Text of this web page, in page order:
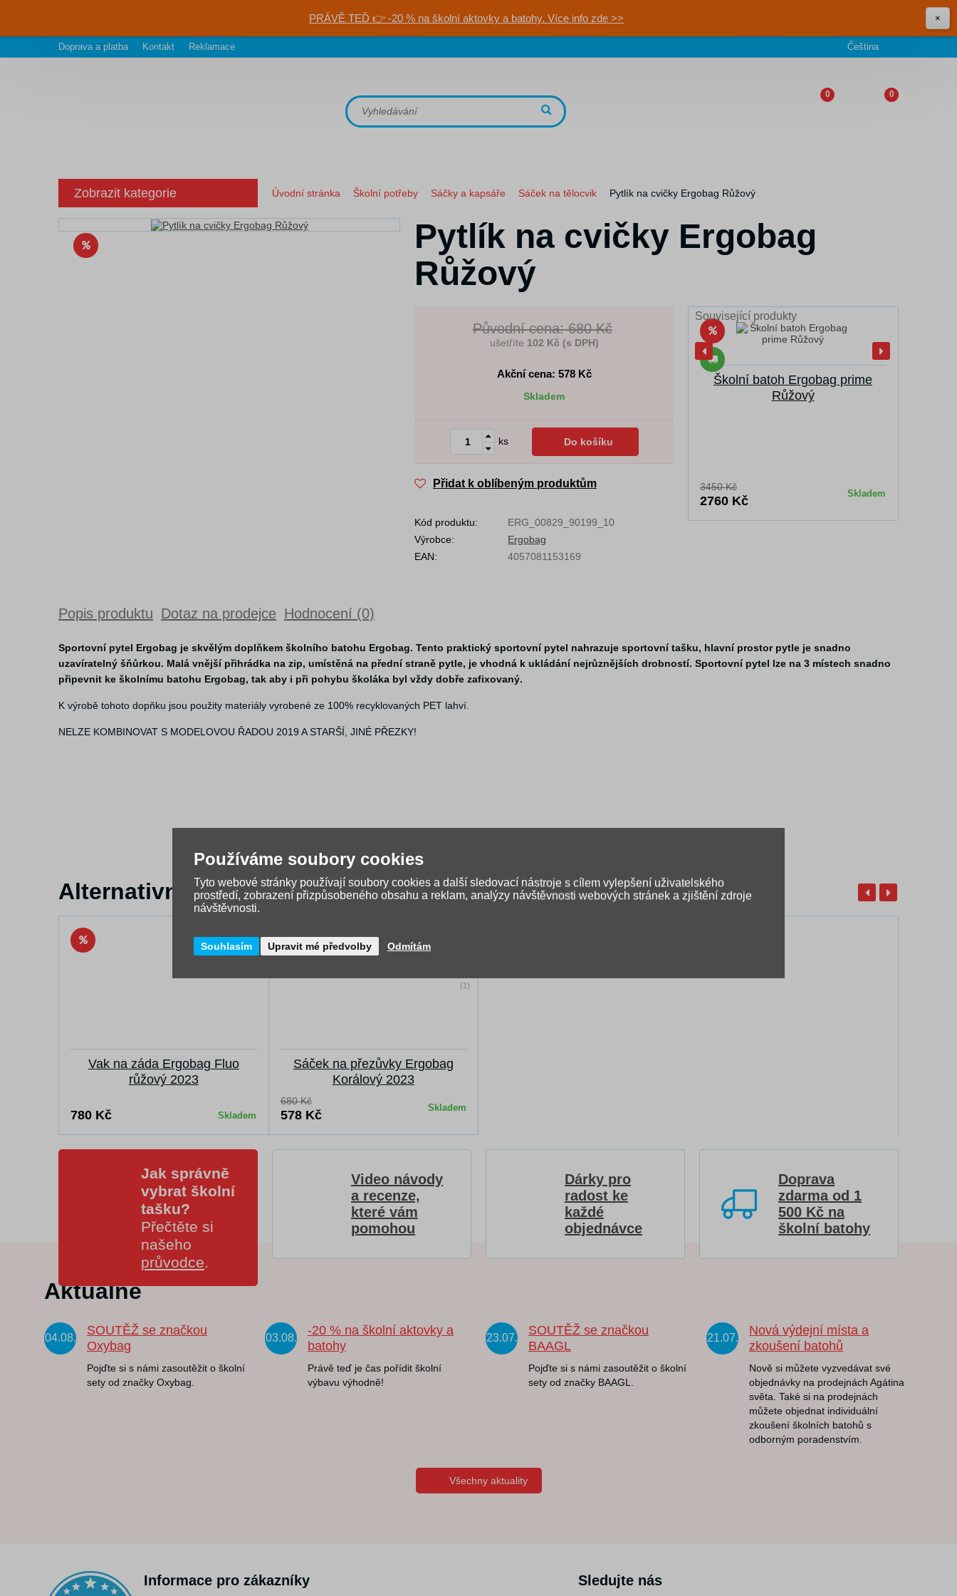
PRÁVĚ TEĎ 👉 -20 % na školní aktovky a batohy. Více info zde >> ×
Doprava a platba Kontakt Reklamace Čeština
0 0
Zobrazit kategorie Úvodní stránka Školní potřeby Sáčky a kapsáře Sáček na tělocvik Pytlík na cvičky Ergobag Růžový
Pytlík na cvičky Ergobag
Růžový
Původní cena: 680 Kč
ušetříte 102 Kč (s DPH)
Akční cena: 578Kč
Skladem
ks Do košíku
Přidat k oblíbeným produktům
Kód produktu:
ERG_00829_90199_10
Výrobce:
Ergobag
EAN:
4057081153169
Související produkty
Školní batoh Ergobag prime
Růžový
3450 Kč
2760 Kč
Skladem
Popis produktu Dotaz na prodejce Hodnocení (0)
Sportovní pytel Ergobag je skvělým doplňkem školního batohu Ergobag. Tento praktický sportovní pytel nahrazuje sportovní tašku, hlavní prostor pytle je snadno
uzavíratelný šňůrkou. Malá vnější přihrádka na zip, umístěná na přední straně pytle, je vhodná k ukládání nejrůznějších drobností. Sportovní pytel lze na 3 místech snadno
připevnit ke školnímu batohu Ergobag, tak aby i při pohybu školáka byl vždy dobře zafixovaný.
K výrobě tohoto dopňku jsou použity materiály vyrobené ze 100% recyklovaných PET lahví.
NELZE KOMBINOVAT S MODELOVOU ŘADOU 2019 A STARŠÍ, JINÉ PŘEZKY!
Alternativní zboží
Vak na záda Ergobag Fluo
růžový 2023
780 Kč Skladem
(1)
Sáček na přezůvky Ergobag
Korálový 2023
680 Kč
578 Kč
Skladem
Jak správně
vybrat školní
tašku?
Přečtěte si
našeho
průvodce.
Video návody
a recenze,
které vám
pomohou
Dárky pro
radost ke
každé
objednávce
Doprava
zdarma od 1
500 Kč na
školní batohy
Aktuálně
04.08.
SOUTĚŽ se značkou
Oxybag
Pojďte si s námi zasoutěžit o školní
sety od značky Oxybag.
03.08.
-20 % na školní aktovky a
batohy
Právě teď je čas pořídit školní
výbavu výhodně!
23.07.
SOUTĚŽ se značkou
BAAGL
Pojďte si s námi zasoutěžit o školní
sety od značky BAAGL.
21.07.
Nová výdejní místa a
zkoušení batohů
Nově si můžete vyzvedávat své
objednávky na prodejnách Agátina
světa. Také si na prodejnách
můžete objednat individuální
zkoušení školních batohů s
odborným poradenstvím.
Všechny aktuality
Informace pro zákazníky Sledujte nás
Používáme soubory cookies
Tyto webové stránky používají soubory cookies a další sledovací nástroje s cílem vylepšení uživatelského
prostředí, zobrazení přizpůsobeného obsahu a reklam, analýzy návštěvnosti webových stránek a zjištění zdroje
návštěvnosti.
Souhlasím Upravit mé předvolby Odmítám